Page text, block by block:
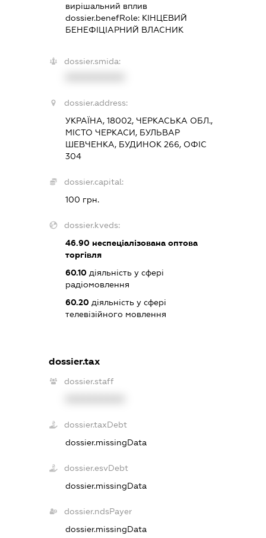
вирішальний вплив
dossier.benefRole: КІНЦЕВИЙ
БЕНЕФІЦІАРНИЙ ВЛАСНИК
dossier.smida:
dossier.address:
УКРАЇНА, 18002, ЧЕРКАСЬКА ОБЛ.,
МІСТО ЧЕРКАСИ, БУЛЬВАР
ШЕВЧЕНКА, БУДИНОК 266, ОФІС
304
dossier.capital:
100 грн.
dossier.kveds:
46.90неспеціалізована оптова
торгівля
60.10діяльність у сфері
радіомовлення
60.20діяльність у сфері
телевізійного мовлення
dossier.tax
dossier.staff
dossier.taxDebt
dossier.missingData
dossier.esvDebt
dossier.missingData
dossier.ndsPayer
dossier.missingData